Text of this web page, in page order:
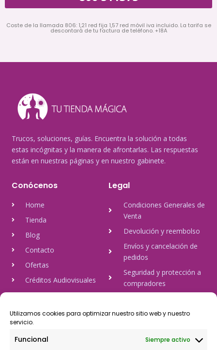
Utilizamos cookies para optimizar nuestro sitio web y nuestro
servicio.
Funcional Siempre activo
Coste de la llamada 806: 1,21 red fija 1,57 red móvil iva incluido. La tarifa se
descontará de tu factura de teléfono. +18A
Trucos, soluciones, guías. Encuentra la solución a todas
estas incógnitas y la manera de afrontarlas. Las respuestas
están en nuestras páginas y en nuestro gabinete.
Conócenos
Home
Tienda
Blog
Contacto
Ofertas
Créditos Audiovisuales
tulineamagica.com
Legal
Condiciones Generales de
Venta
Devolución y reembolso
Envíos y cancelación de
pedidos
Seguridad y protección a
compradores
Política de cookies